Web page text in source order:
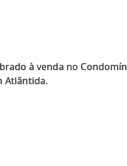
à venda no
Atlântida.